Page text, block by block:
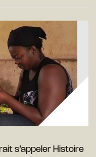
s’appeler Histoire